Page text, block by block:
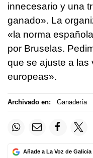
innecesario y una
ganado». La
«la norma
por Bruselas.
que se ajuste a las
europeas».
Archivado en: Ganadería
Añade a La Voz de